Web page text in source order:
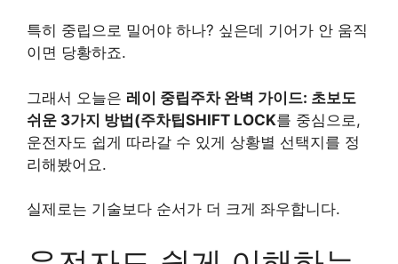
특히 중립으로 밀어야 하나? 싶은데 기어가 안 움직
이면 당황하죠.
그래서 오늘은 레이 중립주차 완벽 가이드: 초보도
쉬운 3가지 방법(주차팁SHIFT LOCK를 중심으로,
운전자도 쉽게 따라갈 수 있게 상황별 선택지를 정
리해봤어요.
실제로는 기술보다 순서가 더 크게 좌우합니다.